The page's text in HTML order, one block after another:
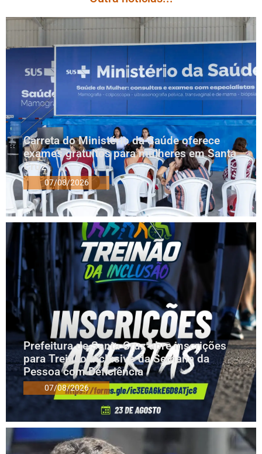
Carreta do Ministério da Saúde oferece
exames gratuitos para mulheres em Santa
Cruz
07/08/2026
Prefeitura de Santa Cruz abre inscrições
para Treinão Inclusivo da Semana da
Pessoa com Deficiência
07/08/2026